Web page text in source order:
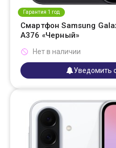
Гарантия 1 год
Смартфон Samsung
A376 «Черный»
Нет в наличии
Уведомить